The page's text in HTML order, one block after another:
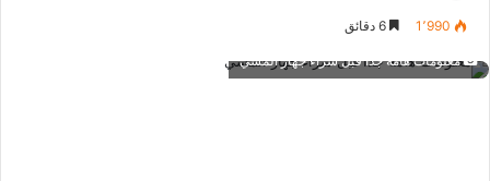
1٬990
معلومات هامة جدا قبل شراء جهاز المشي